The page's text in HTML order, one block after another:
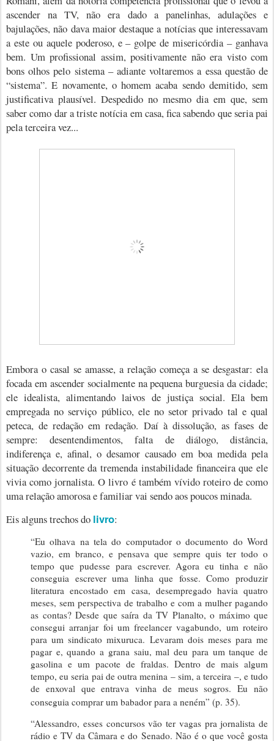
ascender na TV, não era dado a panelinhas, adulações e
bajulações, não dava maior destaque a notícias que interessavam
a este ou aquele poderoso, e – golpe de misericórdia – ganhava
bem. Um profissional assim, positivamente não era visto com
bons olhos pelo sistema – adiante voltaremos a essa questão de
“sistema”. E novamente, o homem acaba sendo demitido, sem
justificativa plausível. Despedido no mesmo dia em que, sem
saber como dar a triste notícia em casa, fica sabendo que seria pai
pela terceira vez...
Embora o casal se amasse, a relação começa a se desgastar: ela
focada em ascender socialmente na pequena burguesia da cidade;
ele idealista, alimentando laivos de justiça social. Ela bem
empregada no serviço público, ele no setor privado tal e qual
peteca, de redação em redação. Daí à dissolução, as fases de
sempre: desentendimentos, falta de diálogo, distância,
indiferença e, afinal, o desamor causado em boa medida pela
situação decorrente da tremenda instabilidade financeira que ele
vivia como jornalista. O livro é também vívido roteiro de como
uma relação amorosa e familiar vai sendo aos poucos minada.
Eis alguns trechos do livro:
“Eu olhava na tela do computador o documento do Word
vazio, em branco, e pensava que sempre quis ter todo o
tempo que pudesse para escrever. Agora eu tinha e não
conseguia escrever uma linha que fosse. Como produzir
literatura encostado em casa, desempregado havia quatro
meses, sem perspectiva de trabalho e com a mulher pagando
as contas? Desde que saíra da TV Planalto, o máximo que
consegui arranjar foi um freelancer vagabundo, um roteiro
para um sindicato mixuruca. Levaram dois meses para me
pagar e, quando a grana saiu, mal deu para um tanque de
gasolina e um pacote de fraldas. Dentro de mais algum
tempo, eu seria pai de outra menina – sim, a terceira –, e tudo
de enxoval que entrava vinha de meus sogros. Eu não
conseguia comprar um babador para a neném” (p. 35).
“Alessandro, esses concursos vão ter vagas pra jornalista de
rádio e TV da Câmara e do Senado. Não é o que você gosta